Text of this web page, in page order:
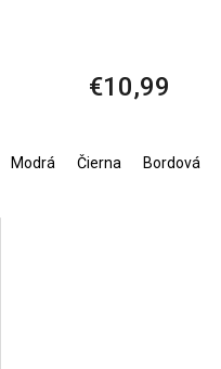
€10,99
Modrá Čierna Bordová